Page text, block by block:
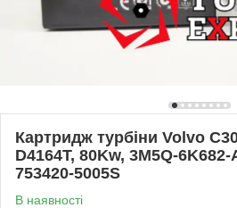
Картридж турбіни Volvo
D4164T, 80Kw, 3M5Q-
753420-5005S
В наявності